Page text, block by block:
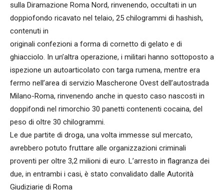
sulla Diramazione Roma Nord, rinvenendo, occultati in un
doppiofondo ricavato nel telaio, 25 chilogrammi di hashish,
contenuti in
originali confezioni a forma di cornetto di gelato e di
ghiacciolo. In un’altra operazione, i militari hanno sottoposto a
ispezione un autoarticolato con targa rumena, mentre era
fermo nell’area di servizio Mascherone Ovest dell’autostrada
Milano-Roma, rinvenendo anche in questo caso nascosti in
doppifondi nel rimorchio 30 panetti contenenti cocaina, del
peso di oltre 30 chilogrammi.
Le due partite di droga, una volta immesse sul mercato,
avrebbero potuto fruttare alle organizzazioni criminali
proventi per oltre 3,2 milioni di euro. L’arresto in flagranza dei
due, in entrambi i casi, è stato convalidato dalle Autorità
Giudiziarie di Roma